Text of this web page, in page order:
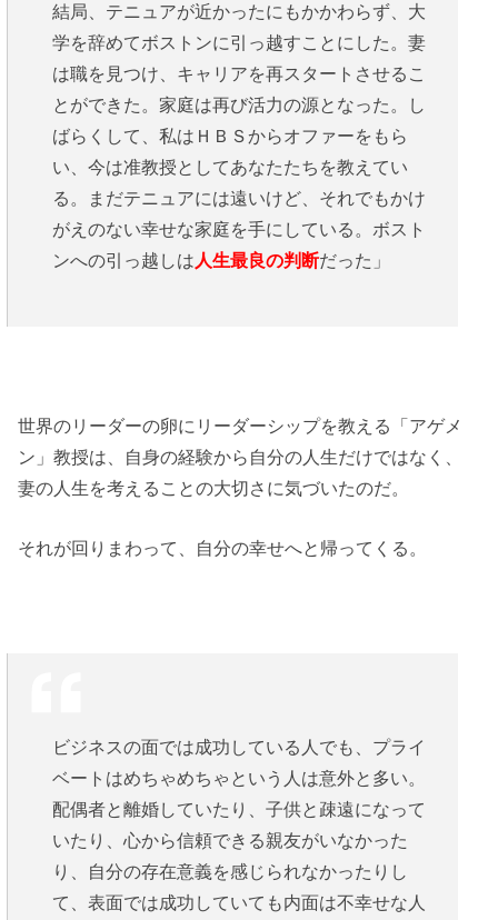
結局、テニュアが近かったにもかかわらず、大
学を辞めてボストンに引っ越すことにした。妻
は職を見つけ、キャリアを再スタートさせるこ
とができた。家庭は再び活力の源となった。し
ばらくして、私はＨＢＳからオファーをもら
い、今は准教授としてあなたたちを教えてい
る。まだテニュアには遠いけど、それでもかけ
がえのない幸せな家庭を手にしている。ボスト
ンへの引っ越しは 人生最良の判断だった」
世界のリーダーの卵にリーダーシップを教える「アゲメ
ン」教授は、自身の経験から自分の人生だけではなく、
妻の人生を考えることの大切さに気づいたのだ。
それが回りまわって、自分の幸せへと帰ってくる。
ビジネスの面では成功している人でも、プライ
ベートはめちゃめちゃという人は意外と多い。
配偶者と離婚していたり、子供と疎遠になって
いたり、心から信頼できる親友がいなかった
り、自分の存在意義を感じられなかったりし
て、表面では成功していても内面は不幸せな人